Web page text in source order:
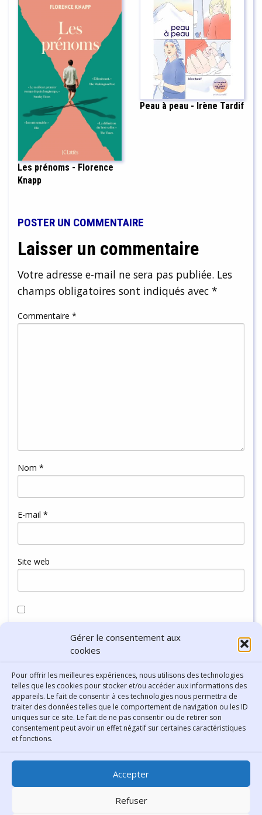
Gérer le consentement aux
cookies
Pour offrir les meilleures expériences, nous utilisons des technologies
telles que les cookies pour stocker et/ou accéder aux informations des
appareils. Le fait de consentir à ces technologies nous permettra de
traiter des données telles que le comportement de navigation ou les ID
uniques sur ce site. Le fait de ne pas consentir ou de retirer son
consentement peut avoir un effet négatif sur certaines caractéristiques
et fonctions.
Accepter
Refuser
Les prénoms - Florence
Knapp
Peau à peau - Irène Tardif
POSTER UN COMMENTAIRE
Laisser un commentaire
Votre adresse e-mail ne sera pas publiée. Les
champs obligatoires sont indiqués avec *
Commentaire *
Nom *
E-mail *
Site web
navigateur pour mon prochain commentaire.
Bibliothèque municipale de
Lyon
30 Boulevard Vivier-Merle